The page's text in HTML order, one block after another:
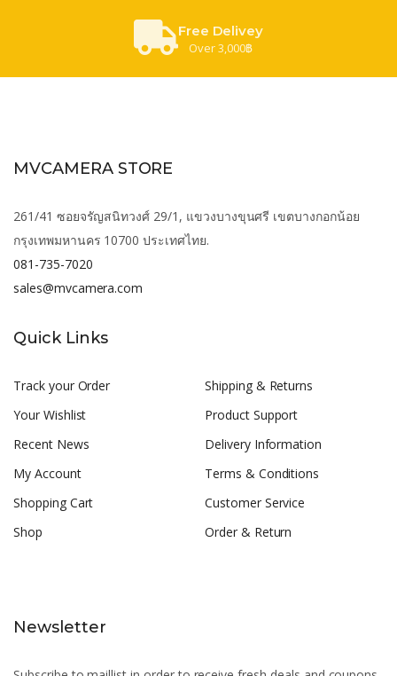
Free Delivey
Over 3,000฿
MVCAMERA STORE
261/41 ซอยจรัญสนิทวงศ์ 29/1, แขวงบางขุนศรี เขตบางกอกน้อย
กรุงเทพมหานคร 10700 ประเทศไทย.
081-735-7020
sales@mvcamera.com
Quick Links
Track your Order
Your Wishlist
Recent News
My Account
Shopping Cart
Shop
Shipping & Returns
Product Support
Delivery Information
Terms & Conditions
Customer Service
Order & Return
Newsletter